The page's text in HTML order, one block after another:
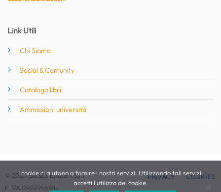
Link Utili
Chi Siamo
Social & Comunity
Catalogo libri
Ammissioni università
© 2026 EdiSES Edizioni S.r.l. -
P.IVA 09029561215
PRIVACY COOKIES
I cookie ci aiutano a fornire i nostri servizi. Utilizzando tali servizi,
accetti l'utilizzo dei cookie.